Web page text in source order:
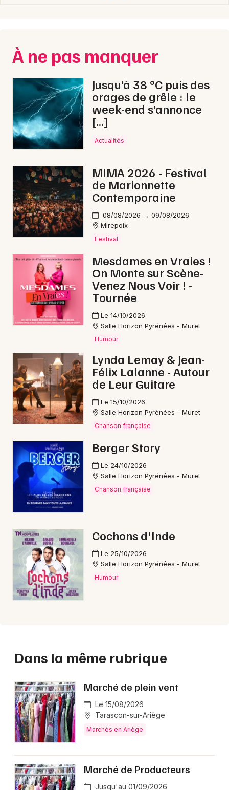
Choisir mes départements
Mon email
Je m'abonne
À ne pas manquer
Jusqu’à 38 °C puis des
orages de grêle : le
week-end s’annonce
[…]
Actualités
MIMA 2026 - Festival
de Marionnette
Contemporaine
08/08/2026 → 09/08/2026
Mirepoix
Festival
Mesdames en Vraies !
On Monte sur Scène-
Venez Nous Voir ! -
Tournée
Le 14/10/2026
Salle Horizon Pyrénées - Muret
Humour
Lynda Lemay & Jean-
Félix Lalanne - Autour
de Leur Guitare
Le 15/10/2026
Salle Horizon Pyrénées - Muret
Chanson française
Berger Story
Le 24/10/2026
Salle Horizon Pyrénées - Muret
Chanson française
Cochons d'Inde
Le 25/10/2026
Salle Horizon Pyrénées - Muret
Humour
Dans la même rubrique
Marché de plein vent
Le 15/08/2026
Tarascon-sur-Ariège
Marchés en Ariège
Marché de Producteurs
Jusqu'au 01/09/2026